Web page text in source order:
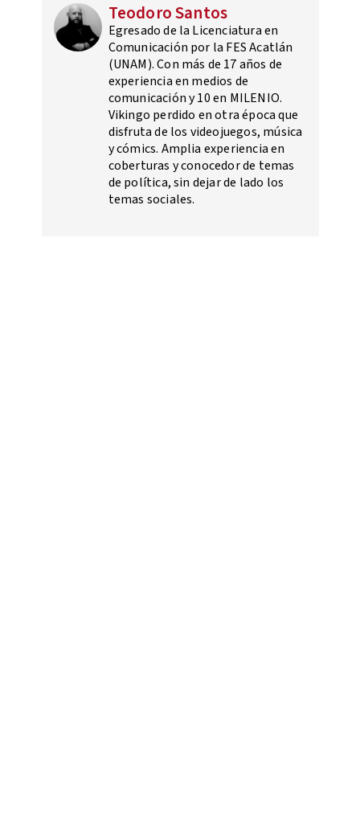
Teodoro Santos
Egresado de la Licenciatura en
Comunicación por la FES Acatlán
(UNAM). Con más de 17 años de
experiencia en medios de
comunicación y 10 en MILENIO.
Vikingo perdido en otra época que
disfruta de los videojuegos, música
y cómics. Amplia experiencia en
coberturas y conocedor de temas
de política, sin dejar de lado los
temas sociales.